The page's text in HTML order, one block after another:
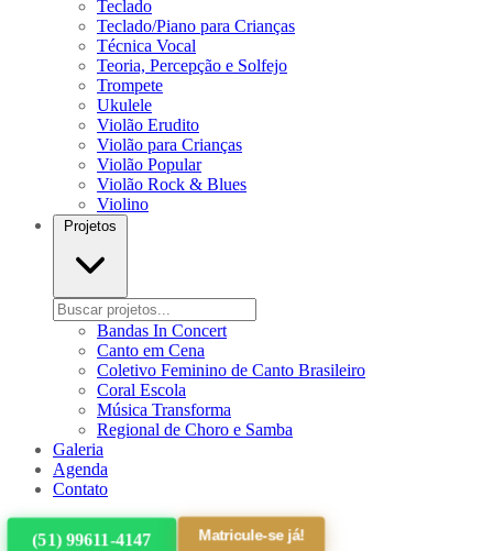
Teclado
Teclado/Piano para Crianças
Técnica Vocal
Teoria, Percepção e Solfejo
Trompete
Ukulele
Violão Erudito
Violão para Crianças
Violão Popular
Violão Rock & Blues
Violino
Projetos
Bandas In Concert
Canto em Cena
Coletivo Feminino de Canto Brasileiro
Coral Escola
Música Transforma
Regional de Choro e Samba
Galeria
Agenda
Contato
(51) 99611-4147 Matricule-se já!